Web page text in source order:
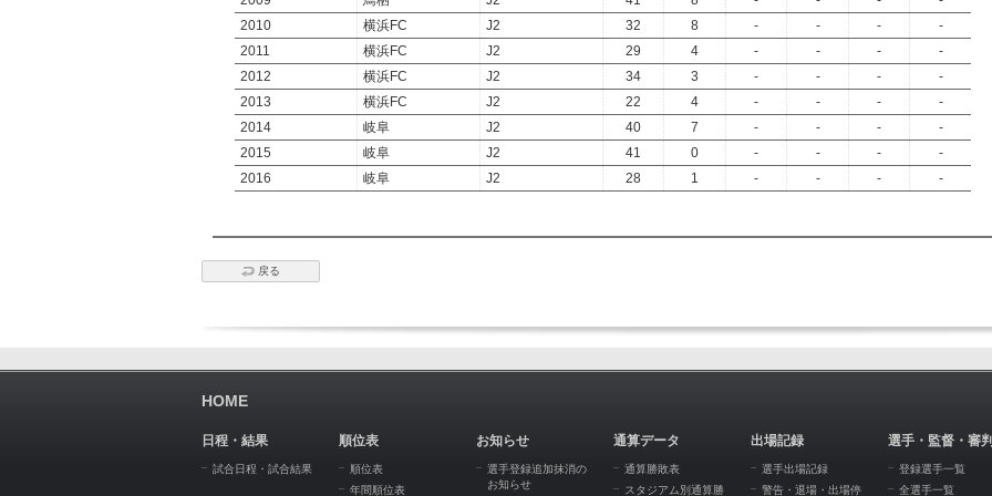
2010
横浜FC J2 32 8 - - -
-
2011
横浜FC J2 29 4 - - -
-
2012
横浜FC J2 34 3 - - -
-
2013
横浜FC J2 22 4 - - -
-
2014
岐阜 J2 40 7 - - -
-
2015
岐阜 J2 41 0 - - -
-
2016
岐阜 J2 28 1 - - - -
戻る
HOME
日程・結果
試合日程・試合結果
順位表
順位表
年間順位表
お知らせ
選手登録追加抹消の
お知らせ
通算データ
通算勝敗表
スタジアム別通算勝
出場記録
選手出場記録
警告・退場・出場停
選手・監督・審
登録選手一覧
全選手一覧